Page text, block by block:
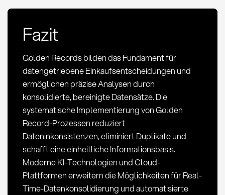
Fazit
Golden Records bilden das Fundament für
datengetriebene Einkaufsentscheidungen und
ermöglichen präzise Analysen durch
konsolidierte, bereinigte Datensätze. Die
systematische Implementierung von Golden
Record-Prozessen reduziert
Dateninkonsistenzen, eliminiert Duplikate und
schafft eine einheitliche Informationsbasis.
Moderne KI-Technologien und Cloud-
Plattformen erweitern die Möglichkeiten für Real-
Time-Datenkonsolidierung und automatisierte